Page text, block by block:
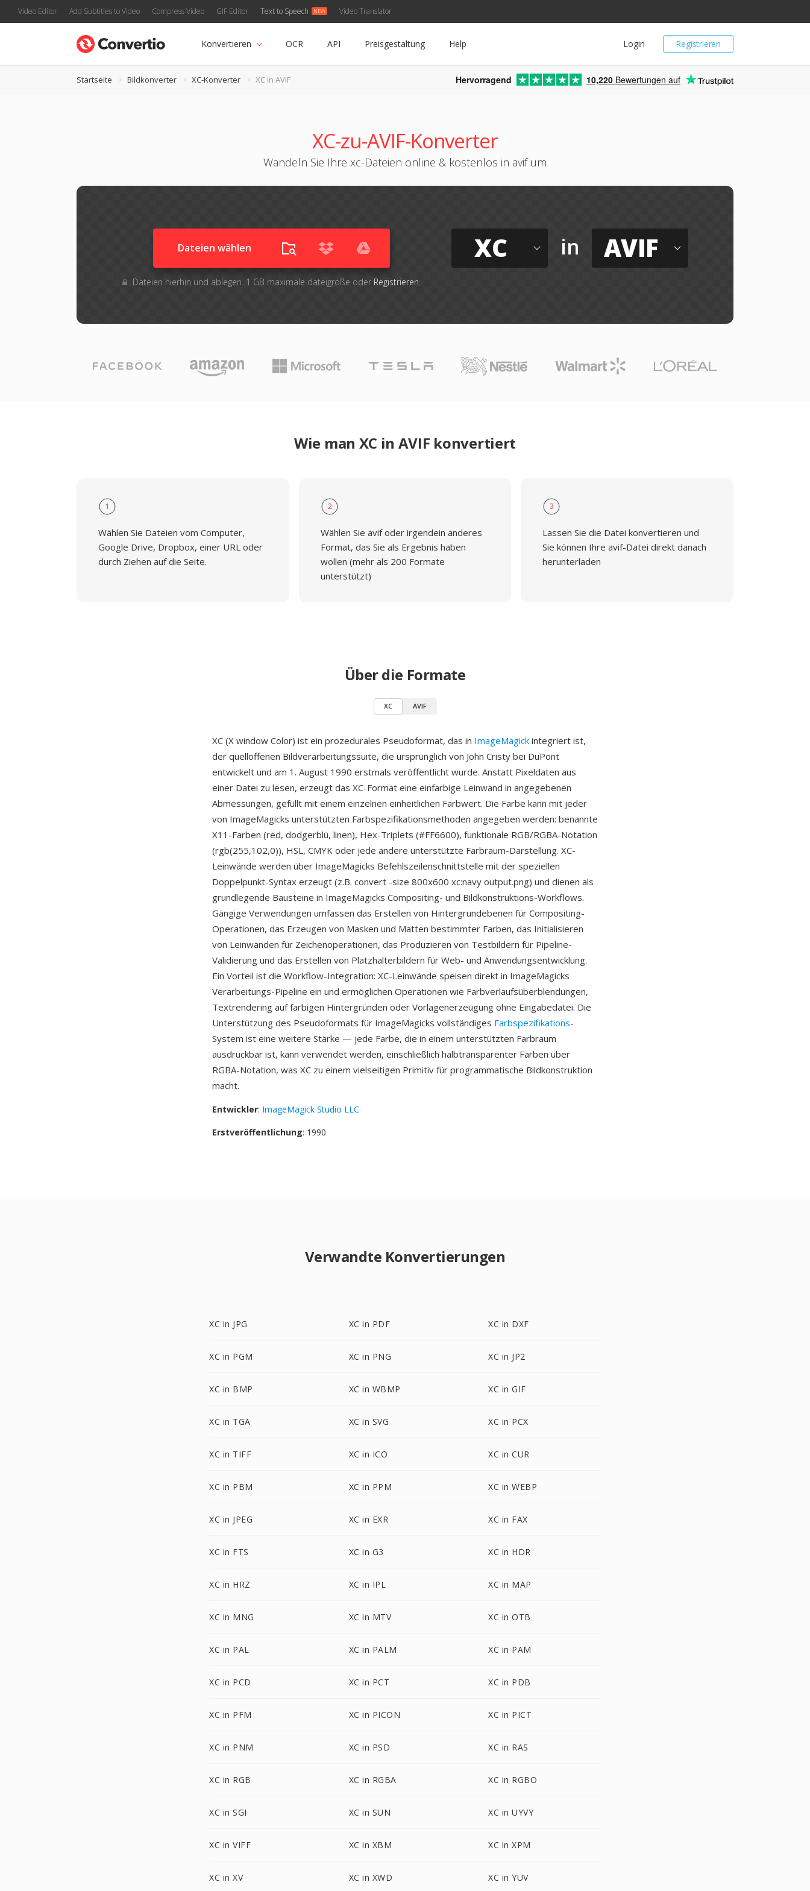
Video Editor Add Subtitles to Video Compress Video GIF Editor Text to Speech Video Translator
Registrieren
Login
Konvertieren OCR API Preisgestaltung Help
Startseite Bildkonverter XC-Konverter XC in AVIF Hervorragend 10,220 Bewertungen auf
XC-zu-AVIF-Konverter
Wandeln Sie Ihre xc-Dateien online & kostenlos in avif um
Dateien wählen
Dateien hierhin und ablegen. 1 GB maximale dateigröße oder Registrieren
XC in AVIF
Wie man XC in AVIF konvertiert
1
Wählen Sie Dateien vom Computer,
Google Drive, Dropbox, einer URL oder
durch Ziehen auf die Seite.
2
Wählen Sie avif oder irgendein anderes
Format, das Sie als Ergebnis haben
wollen (mehr als 200 Formate
unterstützt)
3
Lassen Sie die Datei konvertieren und
Sie können Ihre avif-Datei direkt danach
herunterladen
Über die Formate
XC AVIF
XC (X window Color) ist ein prozedurales Pseudoformat, das in ImageMagick integriert ist,
der quelloffenen Bildverarbeitungssuite, die ursprünglich von John Cristy bei DuPont
entwickelt und am 1. August 1990 erstmals veröffentlicht wurde. Anstatt Pixeldaten aus
einer Datei zu lesen, erzeugt das XC-Format eine einfarbige Leinwand in angegebenen
Abmessungen, gefüllt mit einem einzelnen einheitlichen Farbwert. Die Farbe kann mit jeder
von ImageMagicks unterstützten Farbspezifikationsmethoden angegeben werden: benannte
X11-Farben (red, dodgerblü, linen), Hex-Triplets (#FF6600), funktionale RGB/RGBA-Notation
(rgb(255,102,0)), HSL, CMYK oder jede andere unterstützte Farbraum-Darstellung. XC-
Leinwände werden über ImageMagicks Befehlszeilenschnittstelle mit der speziellen
Doppelpunkt-Syntax erzeugt (z.B. convert -size 800x600 xc:navy output.png) und dienen als
grundlegende Bausteine in ImageMagicks Compositing- und Bildkonstruktions-Workflows.
Gängige Verwendungen umfassen das Erstellen von Hintergrundebenen für Compositing-
Operationen, das Erzeugen von Masken und Matten bestimmter Farben, das Initialisieren
von Leinwänden für Zeichenoperationen, das Produzieren von Testbildern für Pipeline-
Validierung und das Erstellen von Platzhalterbildern für Web- und Anwendungsentwicklung.
Ein Vorteil ist die Workflow-Integration: XC-Leinwände speisen direkt in ImageMagicks
Verarbeitungs-Pipeline ein und ermöglichen Operationen wie Farbverlaufsüberblendungen,
Textrendering auf farbigen Hintergründen oder Vorlagenerzeugung ohne Eingabedatei. Die
Unterstützung des Pseudoformats für ImageMagicks vollständiges Farbspezifikations-
System ist eine weitere Stärke — jede Farbe, die in einem unterstützten Farbraum
ausdrückbar ist, kann verwendet werden, einschließlich halbtransparenter Farben über
RGBA-Notation, was XC zu einem vielseitigen Primitiv für programmatische Bildkonstruktion
macht.
Entwickler: ImageMagick Studio LLC
Erstveröffentlichung: 1990
Verwandte Konvertierungen
XC in JPG XC in PDF XC in DXF
XC in PGM XC in PNG XC in JP2
XC in BMP XC in WBMP XC in GIF
XC in TGA XC in SVG XC in PCX
XC in TIFF XC in ICO XC in CUR
XC in PBM XC in PPM XC in WEBP
XC in JPEG XC in EXR XC in FAX
XC in FTS XC in G3 XC in HDR
XC in HRZ XC in IPL XC in MAP
XC in MNG XC in MTV XC in OTB
XC in PAL XC in PALM XC in PAM
XC in PCD XC in PCT XC in PDB
XC in PFM XC in PICON XC in PICT
XC in PNM XC in PSD XC in RAS
XC in RGB XC in RGBA XC in RGBO
XC in SGI XC in SUN XC in UYVY
XC in VIFF XC in XBM XC in XPM
XC in XV XC in XWD XC in YUV